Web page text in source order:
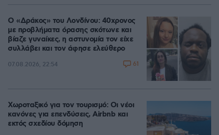
Ο «Δράκος» του Λονδίνου: 40χρονος
με προβλήματα όρασης σκότωνε και
βίαζε γυναίκες, η αστυνομία τον είχε
συλλάβει και τον άφησε ελεύθερο
07.08.2026, 22:54 61
Χωροταξικό για τον τουρισμό: Οι νέοι
κανόνες για επενδύσεις, Airbnb και
εκτός σχεδίου δόμηση